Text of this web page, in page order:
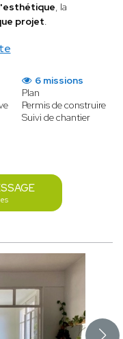
, la
projet.
6 missions
Plan
Permis de construire
Suivi de chantier